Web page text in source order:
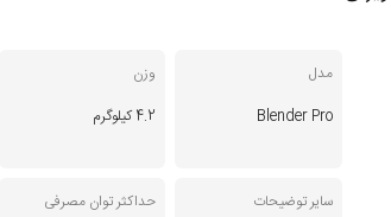
مدل
Blender Pro
وزن
4.2 کیلوگرم
سایر توضیحات
حداکثر توان مصرفی